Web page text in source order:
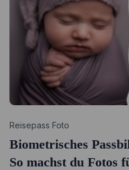
Category
Reisepass Foto
Biometrisches
So machst du Fotos